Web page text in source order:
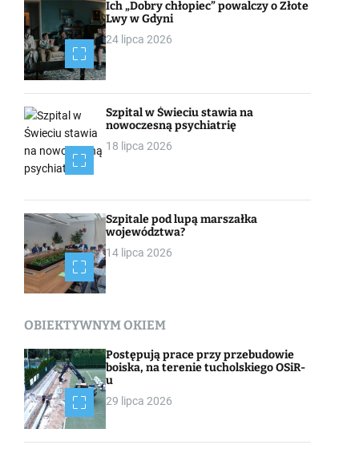
Ich „Dobry chłopiec” powalczy o Złote
Lwy w Gdyni
24 lipca 2026
Szpital w Świeciu stawia na
nowoczesną psychiatrię
18 lipca 2026
Szpitale pod lupą marszałka
województwa?
14 lipca 2026
OBIEKTYWNYM OKIEM
Postępują prace przy przebudowie
boiska, na terenie tucholskiego OSiR-
u
29 lipca 2026